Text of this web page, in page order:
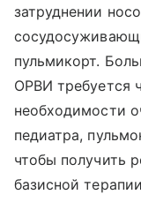
затруднении
пульмикорт.
ОРВИ требуется
необходимости
педиатра,
чтобы получить
базисной